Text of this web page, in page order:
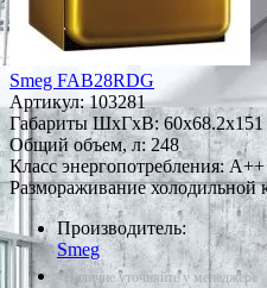
Smeg FAB28RDG
Артикул:103281
Габариты ШxГxВ: 60x68.2x151
Общий объем, л: 248
Класс энергопотребления: A++
Размораживание холодильной
Производитель:
Smeg
*Наличие уточняйте у менеджера